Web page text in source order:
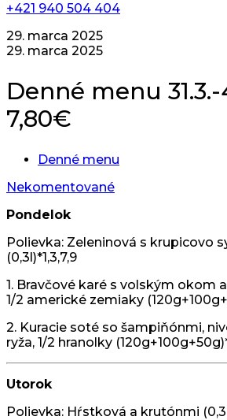
+421 940 504 404
29. marca 2025
29. marca 2025
Denné menu
7,80€
Denné menu
Nekomentované
Pondelok
Polievka: Zeleninová s krupicovo
(0,3l)*1,3,7,9
1. Bravčové karé s volským okom
1/2 americké zemiaky
2. Kuracie soté so šampiňónmi,
ryža, 1/2 hranolky
Utorok
Polievka: Hŕstková a krutónmi